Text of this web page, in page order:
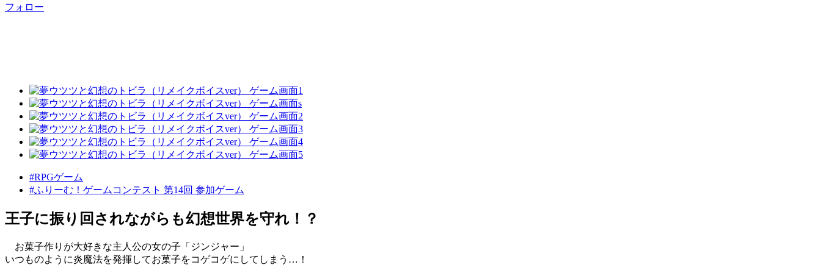
フォロー
#RPGゲーム
#ふりーむ！ゲームコンテスト 第14回 参加ゲーム
王子に振り回されながらも幻想世界を守れ！？
お菓子作りが大好きな主人公の女の子「ジンジャー」
いつものように炎魔法を発揮してお菓子をコゲコゲにしてしまう…！